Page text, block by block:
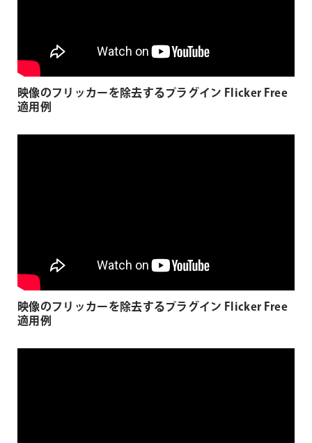
映像のフリッカーを除去するプラグイン Flicker Free
適用例
映像のフリッカーを除去するプラグイン Flicker Free
適用例